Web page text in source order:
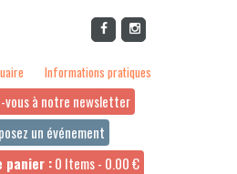
Informations pratiques
vous à notre newsletter
un événement
panier :0 Items- 0.00€